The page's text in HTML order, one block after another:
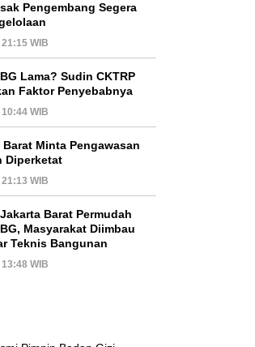
Pengembang Segera
WIB
Lama? Sudin CKTRP
Faktor Penyebabnya
WIB
Minta Pengawasan
Diperketat
WIB
Barat Permudah
Masyarakat Diimbau
Teknis Bangunan
WIB